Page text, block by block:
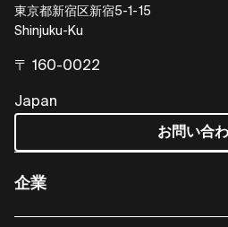
東京都新宿区新宿5-1-15
Shinjuku-Ku
〒 160-0022
Japan
お問い合
企業